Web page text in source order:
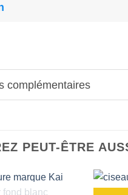
complémentaires
PEUT-ÊTRE